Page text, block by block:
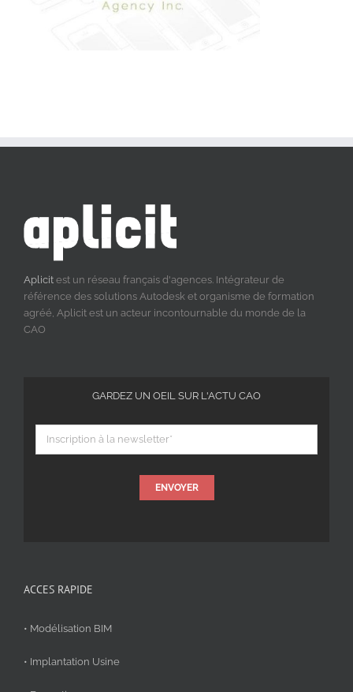
Aplicit est un réseau français d'agences. Intégrateur de
référence des solutions Autodesk et organisme de formation
agréé, Aplicit est un acteur incontournable du monde de la
CAO
GARDEZ UN OEIL SUR L'ACTU CAO
ENVOYER
ACCES RAPIDE
• Modélisation BIM
• Implantation Usine